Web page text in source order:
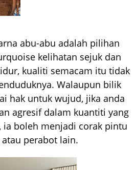
abu-abu adalah pilihan
kelihatan sejuk dan
kualiti semacam itu tidak
Walaupun bilik
hak untuk wujud, jika anda
agresif dalam kuantiti yang
ia boleh menjadi corak pintu
perabot lain.